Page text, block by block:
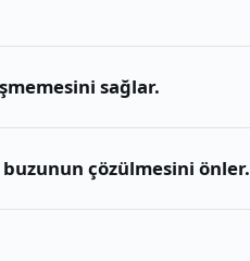
sağlar.
çözülmesini önler.